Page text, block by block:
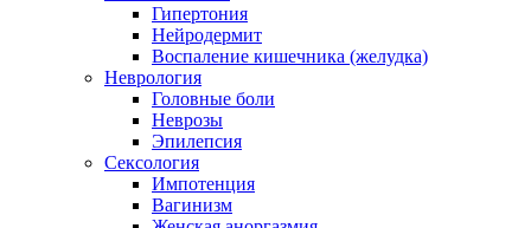
Гипертония
Нейродермит
Воспаление кишечника (желудка)
Неврология
Головные боли
Неврозы
Эпилепсия
Сексология
Импотенция
Вагинизм